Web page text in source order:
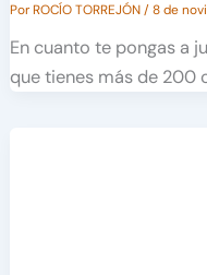
PorROCÍO TORREJÓN/8 de
En cuanto te pongas a
que tienes más de 200